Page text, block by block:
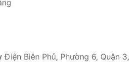
Điện Biên Phủ, Phường 6, Quận 3,